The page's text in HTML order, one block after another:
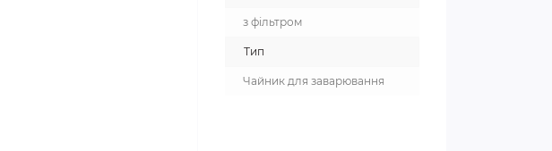
з фільтром
Тип
Чайник для заварювання